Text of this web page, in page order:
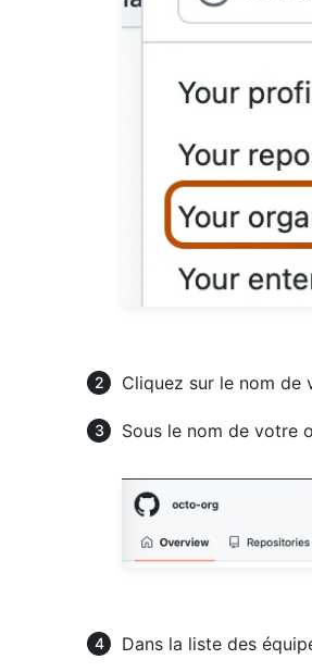
Cliquez sur le nom de
Sous le nom de votre
Dans la liste des